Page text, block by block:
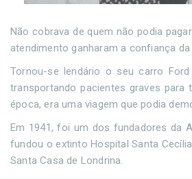
Não cobrava de quem não podia
atendimento ganharam a confiança da
Tornou-se lendário o seu carro
transportando pacientes graves
época, era uma viagem que podia
Em 1941, foi um dos fundadores da
fundou o extinto Hospital Santa
Santa Casa de Londrina.